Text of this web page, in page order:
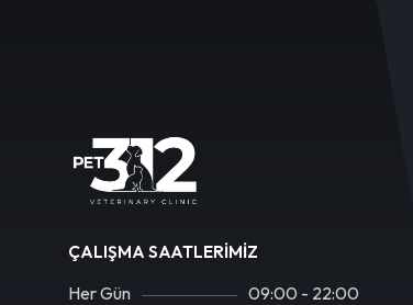
ÇALIŞMA SAATLERIMIZ
Her Gün 09:00 - 22:00